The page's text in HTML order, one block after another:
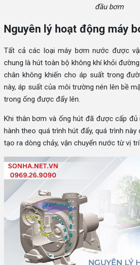
đầu bơm
Nguyên lý hoạt động máy
Tất cả các loại máy bơm nước được
chung là hút toàn bộ không khí khỏi
chân không khiến cho áp suất trong
này, áp suất của môi trường nén lên bề
trong ống được đẩy lên.
Khi thân bơm và ống hút đã được cấp
hành theo quá trình hút đẩy, quá trình
tạo ra dòng chảy, vận chuyển nước từ vị